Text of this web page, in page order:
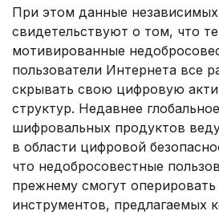
При этом данные
свидетельствуют о том, что
мотивированные
пользователи Интернета все
скрывать свою цифровую
структур. Недавнее
шифровальных продуктов
в области цифровой
что недобросовестные
прежнему смогут
инструментов, предлагаемых